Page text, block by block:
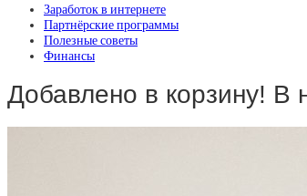
Заработок в интернете
Партнёрские программы
Полезные советы
Финансы
Добавлено в корзину! В